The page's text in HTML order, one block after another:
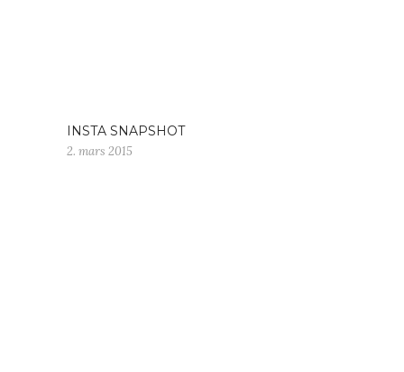
INSTA SNAPSHOT
2. mars 2015